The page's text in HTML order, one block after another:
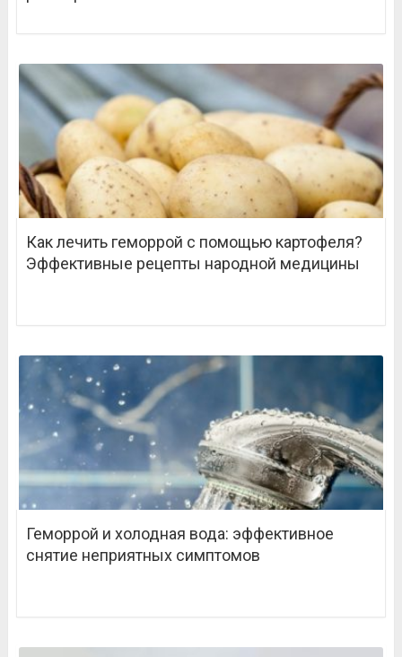
Как лечить геморрой с помощью картофеля?
Эффективные рецепты народной медицины
Геморрой и холодная вода: эффективное
снятие неприятных симптомов